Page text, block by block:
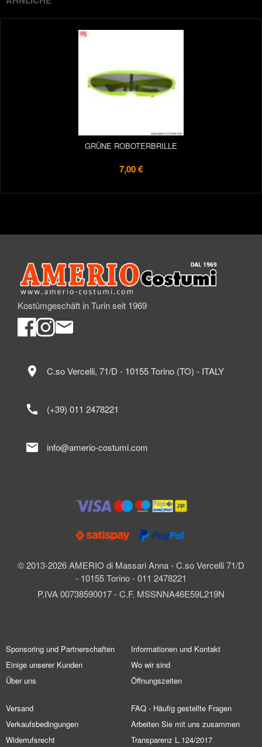
GRÜNE ROBOTERBRILLE
7,00 €
Kostümgeschäft in Turin seit 1969
© 2013-2026 AMERIO di Massari Anna - C.so Vercelli 71/D
- 10155 Torino - 011 2478221
P.IVA 00738590017 - C.F. MSSNNA46E59L219N
location_on C.so Vercelli, 71/D - 10155 Torino (TO) - ITALY
call (+39) 011 2478221
mail info@amerio-costumi.com
Sponsoring und Partnerschaften
Einige unserer Kunden
Über uns
Informationen und Kontakt
Wo wir sind
Öffnungszeiten
Versand
Verkaufsbedingungen
Widerrufsrecht
FAQ - Häufig gestellte Fragen
Arbeiten Sie mit uns zusammen
Transparenz L.124/2017